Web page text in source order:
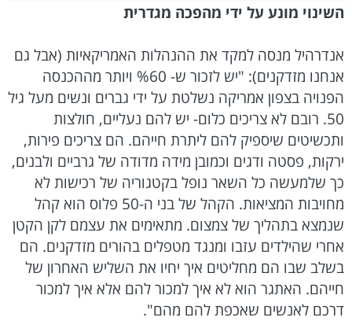
השינוי מונע על ידי מהפכה מגדרית
אנדרהיל מנסה למקד את ההנהלות האמריקאיות (אבל גם
אנחנו מזדקנים): "יש לזכור ש- %60 ויותר מההכנסה
הפנויה בצפון אמריקה נשלטת על ידי גברים ונשים מעל גיל
50. רובם לא צריכים כלום- יש להם נעליים, חולצות
ותכשיטים שיספיק להם ליתרת חייהם. הם צריכים פירות,
ירקות, פסטה ודגים וכמובן מידה מדודה של גרביים ולבנים,
כך שלמעשה כל השאר נופל בקטגוריה של רכישות לא
מחויבות המציאות. הקהל של בני ה-50 פלוס הוא קהל
שנמצא בתהליך של צמצום. מתאימים את עצמם לקן הקטן
אחרי שהילדים עזבו ומנגד מטפלים בהורים מזדקנים. הם
בשלב שבו הם מחליטים איך יחיו את השליש האחרון של
חייהם. האתגר הוא לא איך למכור להם אלא איך למכור
דרכם לאנשים שאכפת להם מהם".